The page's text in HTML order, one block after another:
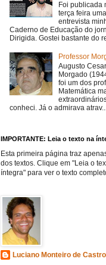
Foi publicada
terça feira
entrevista
Caderno de Educação do
Dirigida. Gostei bastante do
Professor
Augusto
Morgado
foi um dos
Matemática
conheci. Já o admirava
IMPORTANTE: Leia o texto na
Esta primeira página traz
dos textos. Clique em "Leia o
íntegra" para ver o texto
Luciano Monteiro de Castro